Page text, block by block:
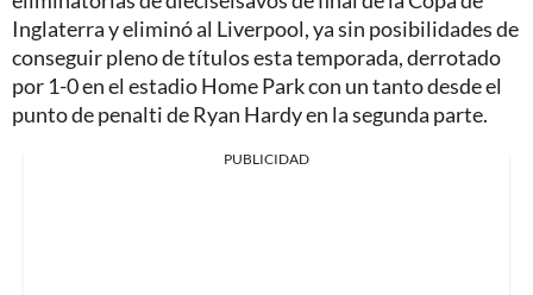
Inglaterra y eliminó al Liverpool, ya sin posibilidades de
conseguir pleno de títulos esta temporada, derrotado
por 1-0 en el estadio Home Park con un tanto desde el
punto de penalti de Ryan Hardy en la segunda parte.
PUBLICIDAD